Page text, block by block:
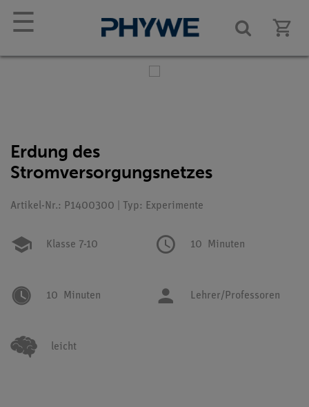
☰
Erdung des
Stromversorgungsnetzes
Artikel-Nr.: P1400300 | Typ: Experimente
Klasse 7-10 10 Minuten
10 Minuten Lehrer/Professoren
leicht